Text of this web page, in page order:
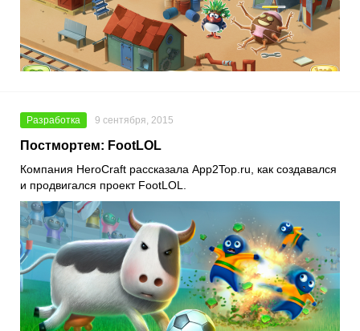
Разработка 9 сентября, 2015
Постмортем: FootLOL
Компания HeroCraft рассказала App2Top.ru, как создавался
и продвигался проект FootLOL.